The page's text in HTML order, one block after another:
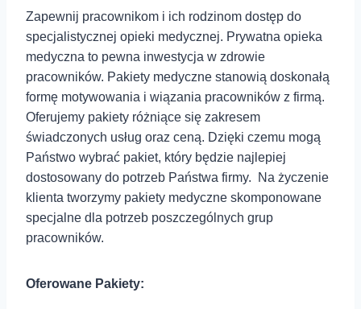
Zapewnij pracownikom i ich rodzinom dostęp do
specjalistycznej opieki medycznej. Prywatna opieka
medyczna to pewna inwestycja w zdrowie
pracowników. Pakiety medyczne stanowią doskonałą
formę motywowania i wiązania pracowników z firmą.
Oferujemy pakiety różniące się zakresem
świadczonych usług oraz ceną. Dzięki czemu mogą
Państwo wybrać pakiet, który będzie najlepiej
dostosowany do potrzeb Państwa firmy. Na życzenie
klienta tworzymy pakiety medyczne skomponowane
specjalne dla potrzeb poszczególnych grup
pracowników.
Oferowane Pakiety: